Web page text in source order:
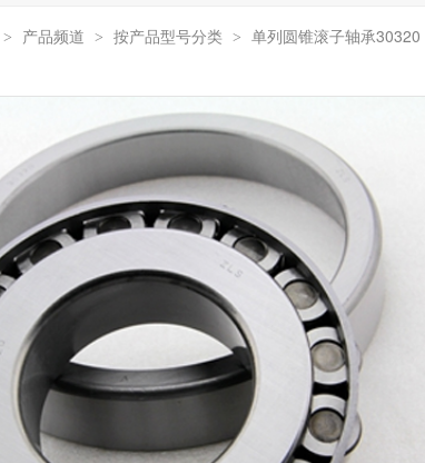
> 产品频道 > 按产品型号分类 > 单列圆锥滚子轴承30320